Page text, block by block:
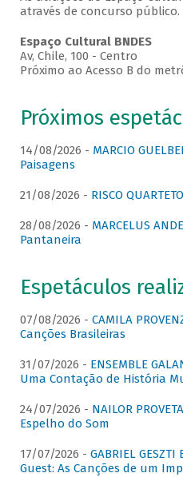
através de concurso público.
Espaço Cultural BNDES
Av, Chile, 100 - Centro
Próximo ao Acesso B do
Próximos
14/08/2026 - MARCIO
Paisagens
21/08/2026 - RISCO
28/08/2026 - MARCELUS
Pantaneira
Espetáculos
07/08/2026 - CAMILA
Canções Brasileiras
31/07/2026 - ENSEMBLE
Uma Contação de História
24/07/2026 - NAILOR
Espelho do Som
17/07/2026 - GABRIEL
Guest: As Canções de um